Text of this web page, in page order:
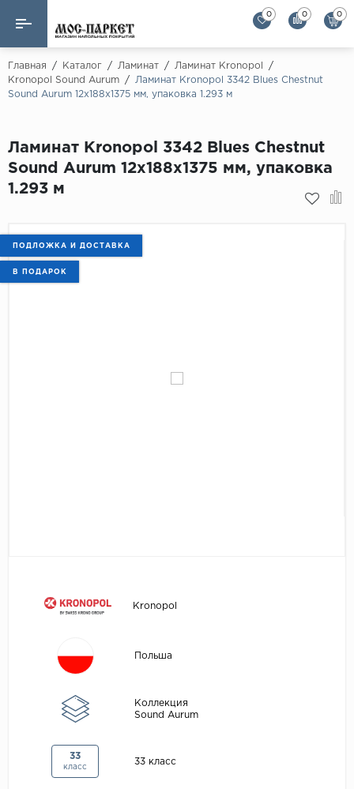
Назад
Ламинат
Назад
Alloc
Alpine Floor
Alpine Floor by
Паркетная доска
Массивная доска
0 0 0
Главная / Каталог / Ламинат / Ламинат Kronopol
/
Kronopol Sound Aurum
/
Ламинат Kronopol 3342 Blues Chestnut
Sound Aurum 12х188х1375 мм, упаковка 1.293 м
Ламинат Kronopol 3342 Blues Chestnut
Sound Aurum 12х188х1375 мм, упаковка
1.293 м
ПОДЛОЖКА И ДОСТАВКА
В ПОДАРОК
Kronopol
Польша
Коллекция
Sound Aurum
33
класс
33 класс